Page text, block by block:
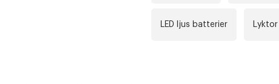
LED ljus batterier Lyktor